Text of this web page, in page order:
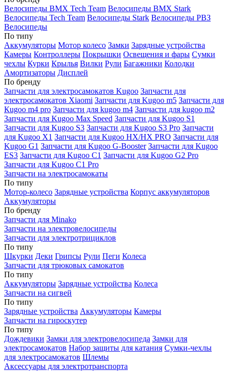
Велосипеды BMX Tech Team Велосипеды BMX Stark
Велосипеды Tech Team Велосипеды Stark Велосипеды РВЗ
Велосипеды
По типу
Аккумуляторы Мотор колесо Замки Зарядные устройства
Камеры Контроллеры Покрышки Освещения и фары Сумки
чехлы Курки Крылья Вилки Рули Багажники Колодки
Амортизаторы Дисплей
По бренду
Запчасти для электросамокатов Kugoo Запчасти для
электросамокатов Xiaomi Запчасти для Kugoo m5 Запчасти для
Кugoo m4 pro Запчасти для kugoo m4 Запчасти для kugoo m2
Запчасти для Kugoo Max Speed Запчасти для Kugoo S1
Запчасти для Kugoo S3 Запчасти для Kugoo S3 Pro Запчасти
для Kugoo X1 Запчасти для Kugoo HX/HX PRO Запчасти для
Kugoo G1 Запчасти для Kugoo G-Booster Запчасти для Kugoo
ES3 Запчасти для Kugoo C1 Запчасти для Kugoo G2 Pro
Запчасти для Kugoo C1 Pro
Запчасти на электросамокаты
По типу
Мотор-колесо Зарядные устройства Корпус аккумуляторов
Аккумуляторы
По бренду
Запчасти для Minako
Запчасти на электровелосипеды
Запчасти для электротрициклов
По типу
Шкурки Деки Грипсы Рули Пеги Колеса
Запчасти для трюковых самокатов
По типу
Аккумуляторы Зарядные устройства Колеса
Запчасти на сигвей
По типу
Зарядные устройства Аккумуляторы Камеры
Запчасти на гироскутер
По типу
Дождевики Замки для электровелосипеда Замки для
электросамокатов Набор защиты для катания Сумки-чехлы
для электросамокатов Шлемы
Аксессуары для электротранспорта